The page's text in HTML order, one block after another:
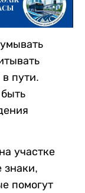
пути.
участке
знаки,
помогут